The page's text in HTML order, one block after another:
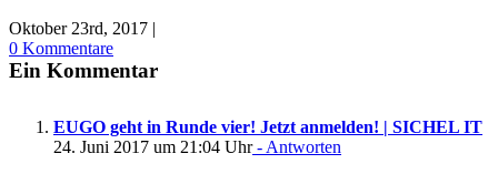
Oktober 23rd, 2017 |
0 Kommentare
Ein Kommentar
EUGO geht in Runde vier! Jetzt anmelden! | SICHEL IT
24. Juni 2017 um 21:04 Uhr- Antworten